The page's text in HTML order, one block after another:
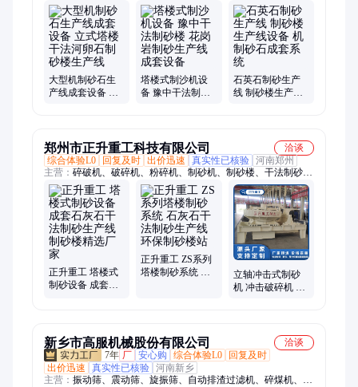
砂机、花岗岩、粉碎机、石头锤、振动筛、烘砂机、干燥机、烘
沙机、碎石机、回收机、石英砂、矿石锤、洗沙机、烘干砂、风
化石、颚破机、细碎机、粉煤机、打石机
大型机制砂石生
产线成套设备 立
塔楼式制沙机设
备 豫中干法制砂
石英石制砂生产
线 制砂楼生产线
郑州市正升重工科技有限公司
洽谈
综合体验L0
回复及时 出价迅速 真实性已核验 河南郑州
主营： 碎破机、破碎机、粉碎机、制砂机、制砂楼、干法制砂、
环保制砂、机制砂设备、离心式制砂、干式机制砂、干式制砂设
备、整形制砂设备、圆振筛、筛分设备、整形设备、碎石设备、
整形机器、砂浆系统、整形系统、破碎设备、机械吊臂、移动筛
分站、螺旋洗砂机、回收一体机、泥石分离机
正升重工 塔楼式
制砂设备 成套石
正升重工 ZS系列
塔楼制砂系统 石
立轴冲击式制砂
机 冲击破碎机 采
新乡市高服机械股份有限公司
洽谈
7年 厂 安心购 综合体验L0
回复及时
出价迅速
真实性已核验 河南新乡
主营： 振动筛、震动筛、旋振筛、自动排渣过滤机、碎煤机、直